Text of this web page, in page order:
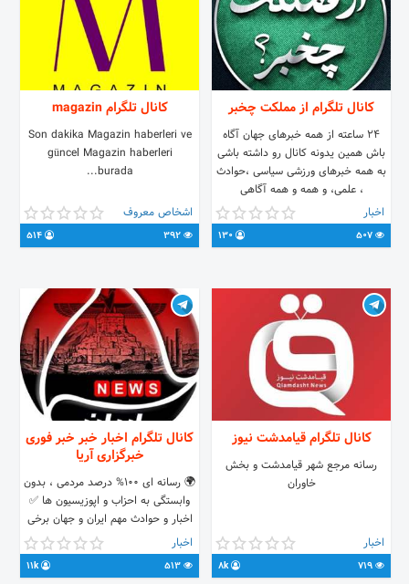
سبک شهدا و.. – پخش زنده از مزار
شهدا – زنـــــدگــــے نــامــــــــہ – وصـیـت
نــــــامـــــہ – مشـــخـصــٰاتــــــــ – عکس باکیفیتـــ
– مداحی و… 💠کپی بردارے‌ازمطالب
کانال بدون حذف آیدے باذکر یک
صلوات آزادمیباشد 🔺کانال شهدا را به
دیگران هم معرفی کنیم
کانال تلگرام از مملکت چخبر
24 ساعته از همه خبرهای جهان آگاه
باش همین یدونه کانال رو داشته باشی
به همه خبرهای ورزشی سیاسی ،حوادث
، علمی، و همه و همه آگاهی
اخبار
کانال تلگرام magazin
Son dakika Magazin haberleri ve
güncel Magazin haberleri
burada...
اشخاص معروف
کانال تلگرام قیامدشت نیوز
رسانه مرجع شهر قیامدشت و بخش
خاوران
اخبار
8k
کانال تلگرام اخبار خبر خبر فوری
خبرگزاری آریا
🌍 رسانه ای 100% درصد مردمی ، بدون
وابستگی به احزاب و اپوزیسیون ها ✅
اخبار و حوادث مهم ایران و جهان برخی
از صفحات خبری ما در اینستاگرام تهران
نیوز
www.instagram.com/tehran._.news
اخبار
11k